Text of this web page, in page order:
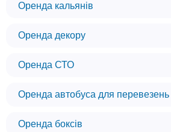
Оренда кальянів
Оренда декору
Оренда СТО
Оренда автобуса для перевезень
Оренда боксів